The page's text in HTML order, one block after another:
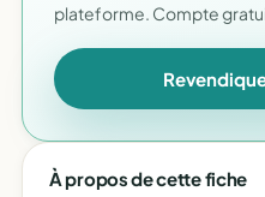
plateforme. Compte
À propos de cette fiche